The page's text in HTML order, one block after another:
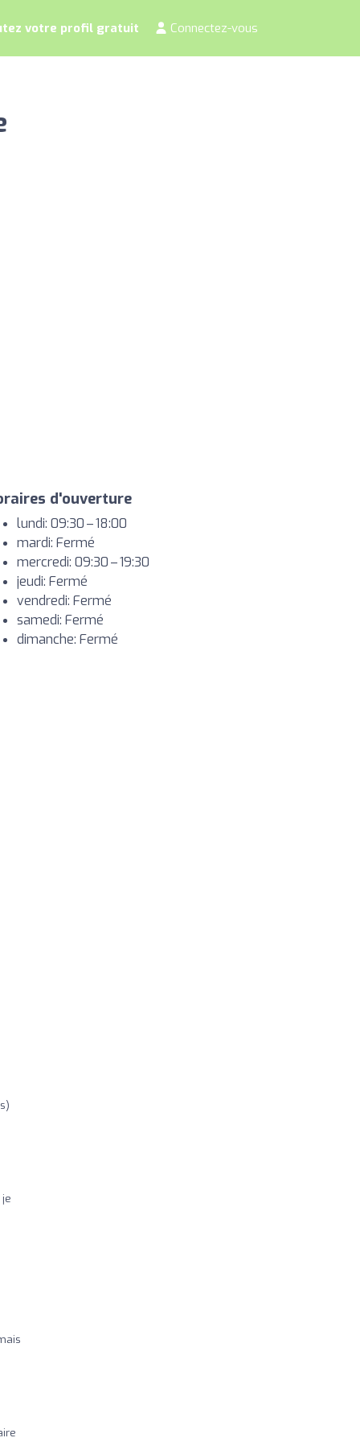
votre profil gratuit Connectez-vous
d'ouverture
lundi: 09:30 – 18:00
mardi: Fermé
mercredi: 09:30 – 19:30
jeudi: Fermé
vendredi: Fermé
samedi: Fermé
dimanche: Fermé